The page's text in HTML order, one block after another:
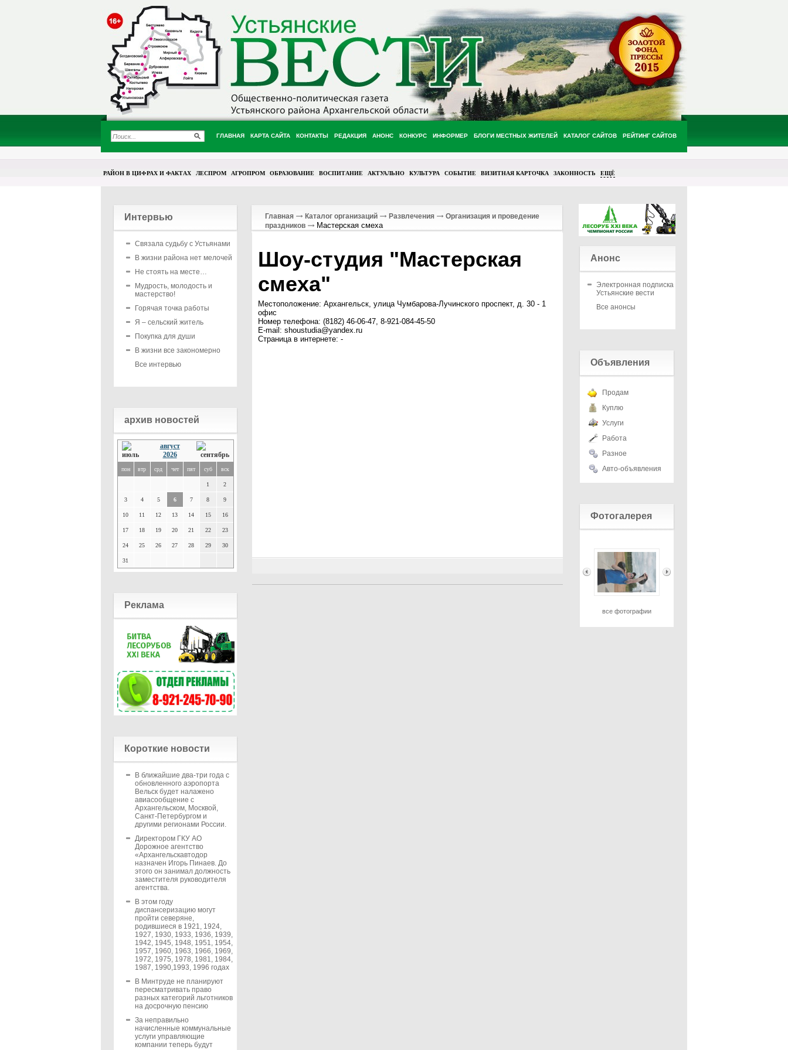
ГЛАВНАЯ КАРТА САЙТА КОНТАКТЫ РЕДАКЦИЯ АНОНС КОНКУРС ИНФОРМЕР БЛОГИ МЕСТНЫХ ЖИТЕЛЕЙ КАТАЛОГ САЙТОВ РЕЙТИНГ САЙТОВ
РАЙОН В ЦИФРАХ И ФАКТАХ ЛЕСПРОМ АГРОПРОМ ОБРАЗОВАНИЕ ВОСПИТАНИЕ АКТУАЛЬНО КУЛЬТУРА СОБЫТИЕ ВИЗИТНАЯ КАРТОЧКА ЗАКОННОСТЬ ЕЩЁ
Интервью
Связала судьбу с Устьянами
В жизни района нет мелочей
Не стоять на месте…
Мудрость, молодость и
мастерство!
Горячая точка работы
Я – сельский житель
Покупка для души
В жизни все закономерно
Все интервью
архив новостей
август
2026
пон втр срд чет пят суб вск
1 2
3 4 5 6 7 8 9
10 11 12 13 14 15 16
17 18 19 20 21 22 23
24 25 26 27 28 29 30
31
Реклама
Короткие новости
В ближайшие два-три года с
обновленного аэропорта
Вельск будет налажено
авиасообщение с
Архангельском, Москвой,
Санкт-Петербургом и
другими регионами России.
Директором ГКУ АО
Дорожное агентство
«Архангельскавтодор
назначен Игорь Пинаев. До
этого он занимал должность
заместителя руководителя
агентства.
В этом году
диспансеризацию могут
пройти северяне,
родившиеся в 1921, 1924,
1927, 1930, 1933, 1936, 1939,
1942, 1945, 1948, 1951, 1954,
1957, 1960, 1963, 1966, 1969,
1972, 1975, 1978, 1981, 1984,
1987, 1990,1993, 1996 годах
В Минтруде не планируют
пересматривать право
разных категорий льготников
на досрочную пенсию
За неправильно
начисленные коммунальные
услуги управляющие
компании теперь будут
Главная Каталог организаций Развлечения
Организация и проведение
праздников
Мастерская смеха
Шоу-студия "Мастерская
смеха"
Местоположение: Архангельск, улица Чумбарова-Лучинского проспект, д. 30 - 1
офис
Номер телефона: (8182) 46-06-47, 8-921-084-45-50
E-mail: shoustudia@yandex.ru
Страница в интернете: -
Анонс
Электронная подписка на
Устьянские вести
Все анонсы
Объявления
Продам
Куплю
Услуги
Работа
Разное
Авто-объявления
Фотогалерея
все фотографии